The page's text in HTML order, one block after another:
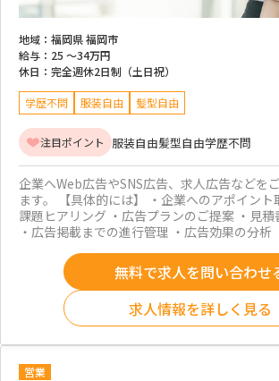
地域： 福岡県 福岡市
給与： 25 ～34万円
休日： 完全週休2日制（土日祝）
学歴不問 服装自由 髪型自由
注目ポイント 服装自由髪型自由学歴不問
企業へWeb広告やSNS広告、求人広告などを
ます。 【具体的には】 ・企業へのアポイント
課題ヒアリング ・広告プランのご提案 ・見
・広告掲載までの進行管理 ・広告効果の分析
無料で求人を問い合わせ
求人情報を詳しく見る
営業